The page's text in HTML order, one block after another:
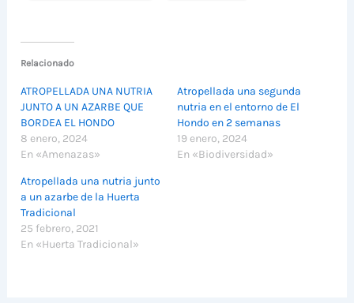
Relacionado
ATROPELLADA UNA NUTRIA
JUNTO A UN AZARBE QUE
BORDEA EL HONDO
8 enero, 2024
En «Amenazas»
Atropellada una segunda
nutria en el entorno de El
Hondo en 2 semanas
19 enero, 2024
En «Biodiversidad»
Atropellada una nutria junto
a un azarbe de la Huerta
Tradicional
25 febrero, 2021
En «Huerta Tradicional»